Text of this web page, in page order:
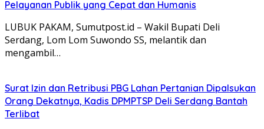
Pelayanan Publik yang Cepat dan Humanis
LUBUK PAKAM, Sumutpost.id – Wakil Bupati Deli
Serdang, Lom Lom Suwondo SS, melantik dan
mengambil…
Surat Izin dan Retribusi PBG Lahan Pertanian Dipalsukan
Orang Dekatnya, Kadis DPMPTSP Deli Serdang Bantah
Terlibat